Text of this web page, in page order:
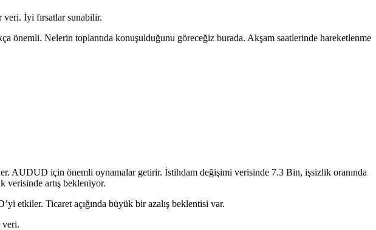
veri. İyi fırsatlar sunabilir.
Nelerin toplantıda konuşulduğunu göreceğiz burada. Akşam saatlerinde hareketlenme
AUDUD için önemli oynamalar getirir. İstihdam değişimi verisinde 7.3 Bin, işsizlik oranında
verisinde artış bekleniyor.
etkiler. Ticaret açığında büyük bir azalış beklentisi var.
veri.